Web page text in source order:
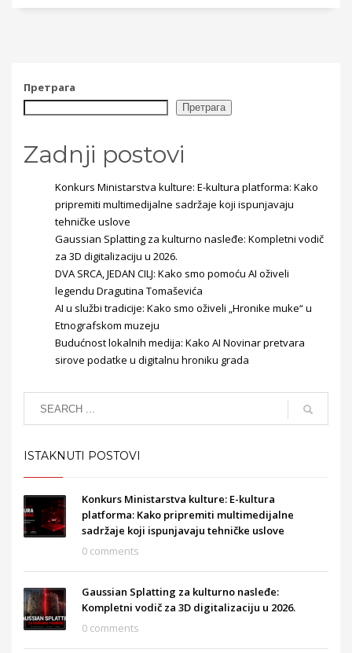
Претрага
Претрага
Zadnji postovi
Konkurs Ministarstva kulture: E-kultura platforma: Kako
pripremiti multimedijalne sadržaje koji ispunjavaju
tehničke uslove
Gaussian Splatting za kulturno nasleđe: Kompletni vodič
za 3D digitalizaciju u 2026.
DVA SRCA, JEDAN CILJ: Kako smo pomoću AI oživeli
legendu Dragutina Tomaševića
AI u službi tradicije: Kako smo oživeli „Hronike muke“ u
Etnografskom muzeju
Budućnost lokalnih medija: Kako AI Novinar pretvara
sirove podatke u digitalnu hroniku grada
ISTAKNUTI POSTOVI
Konkurs Ministarstva kulture: E-kultura
platforma: Kako pripremiti multimedijalne
sadržaje koji ispunjavaju tehničke uslove
0 comments
Gaussian Splatting za kulturno nasleđe:
Kompletni vodič za 3D digitalizaciju u 2026.
0 comments